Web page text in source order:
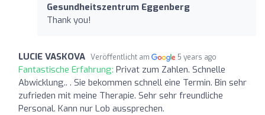
Gesundheitszentrum Eggenberg
Thank you!
LUCIE VASKOVA Veröffentlicht am 5 years ago
Fantastische Erfahrung: Privat zum Zahlen. Schnelle
Abwicklung.. . Sie bekommen schnell eine Termin. Bin sehr
zufrieden mit meine Therapie. Sehr sehr freundliche
Personal. Kann nur Lob aussprechen.